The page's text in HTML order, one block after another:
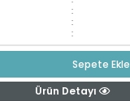
:
:
:
Sepete Ekle
Ürün Detayı